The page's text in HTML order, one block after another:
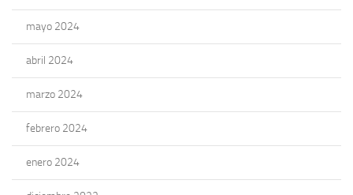
mayo 2024
abril 2024
marzo 2024
febrero 2024
enero 2024